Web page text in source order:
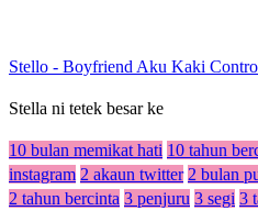
Stello - Boyfriend Aku Kaki
Stella ni tetek besar ke
10 bulan memikat hati 10 tahun
instagram 2 akaun twitter 2 bulan
2 tahun bercinta 3 penjuru 3 segi 3